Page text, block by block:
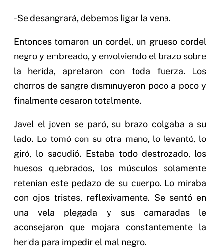
-Se desangrará, debemos ligar la vena.
Entonces tomaron un cordel, un grueso cordel
negro y embreado, y envolviendo el brazo sobre
la herida, apretaron con toda fuerza. Los
chorros de sangre disminuyeron poco a poco y
finalmente cesaron totalmente.
Javel el joven se paró, su brazo colgaba a su
lado. Lo tomó con su otra mano, lo levantó, lo
giró, lo sacudió. Estaba todo destrozado, los
huesos quebrados, los músculos solamente
retenían este pedazo de su cuerpo. Lo miraba
con ojos tristes, reflexivamente. Se sentó en
una vela plegada y sus camaradas le
aconsejaron que mojara constantemente la
herida para impedir el mal negro.